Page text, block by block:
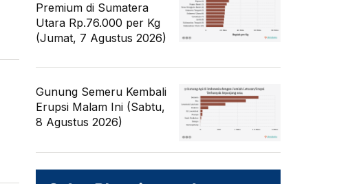
Premium di Sumatera
Utara Rp.76.000 per Kg
(Jumat, 7 Agustus 2026)
Gunung Semeru Kembali
Erupsi Malam Ini (Sabtu,
8 Agustus 2026)